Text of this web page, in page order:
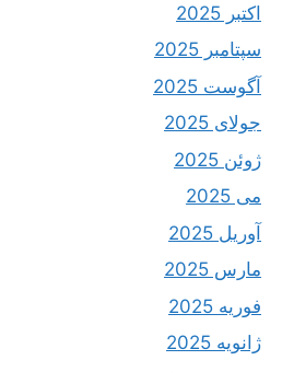
اکتبر 2025
سپتامبر 2025
آگوست 2025
جولای 2025
ژوئن 2025
می 2025
آوریل 2025
مارس 2025
فوریه 2025
ژانویه 2025